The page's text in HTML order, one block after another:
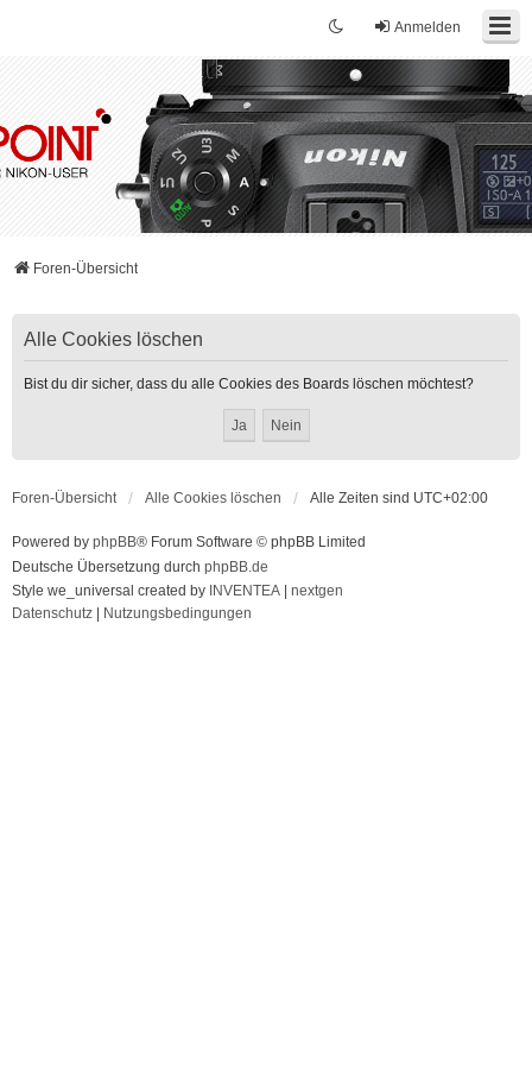
Anmelden
Foren-Übersicht
Alle Cookies löschen
Bist du dir sicher, dass du alle Cookies des Boards löschen möchtest?
Foren-Übersicht Alle Cookies löschen Alle Zeiten sind UTC+02:00
Powered by phpBB® Forum Software © phpBB Limited
Deutsche Übersetzung durch phpBB.de
Style we_universal created by INVENTEA
nextgen
Datenschutz
Nutzungsbedingungen